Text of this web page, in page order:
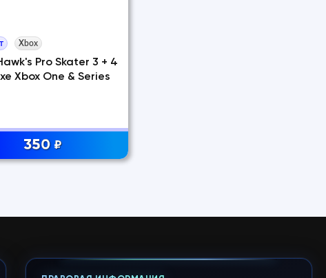
Xbox
Pro Skater 3 + 4
Xbox One & Series
350 ₽